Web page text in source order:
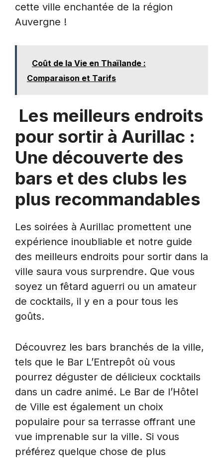
cette ville enchantée de la région
Auvergne !
Coût de la Vie en Thaïlande :
Comparaison et Tarifs
Les meilleurs endroits
pour sortir à Aurillac :
Une découverte des
bars et des clubs les
plus recommandables
Les soirées à Aurillac promettent une
expérience inoubliable et notre guide
des meilleurs endroits pour sortir dans la
ville saura vous surprendre. Que vous
soyez un fêtard aguerri ou un amateur
de cocktails, il y en a pour tous les
goûts.
Découvrez les bars branchés de la ville,
tels que le Bar L’Entrepôt où vous
pourrez déguster de délicieux cocktails
dans un cadre animé. Le Bar de l’Hôtel
de Ville est également un choix
populaire pour sa terrasse offrant une
vue imprenable sur la ville. Si vous
préférez quelque chose de plus